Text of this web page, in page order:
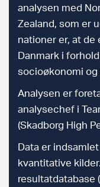
analysen med
Zealand, som er
nationer er, at
Danmark i
socioøkonomi og
Analysen er
analysechef i
(Skadborg High
Data er
kvantitative
resultatdatabase